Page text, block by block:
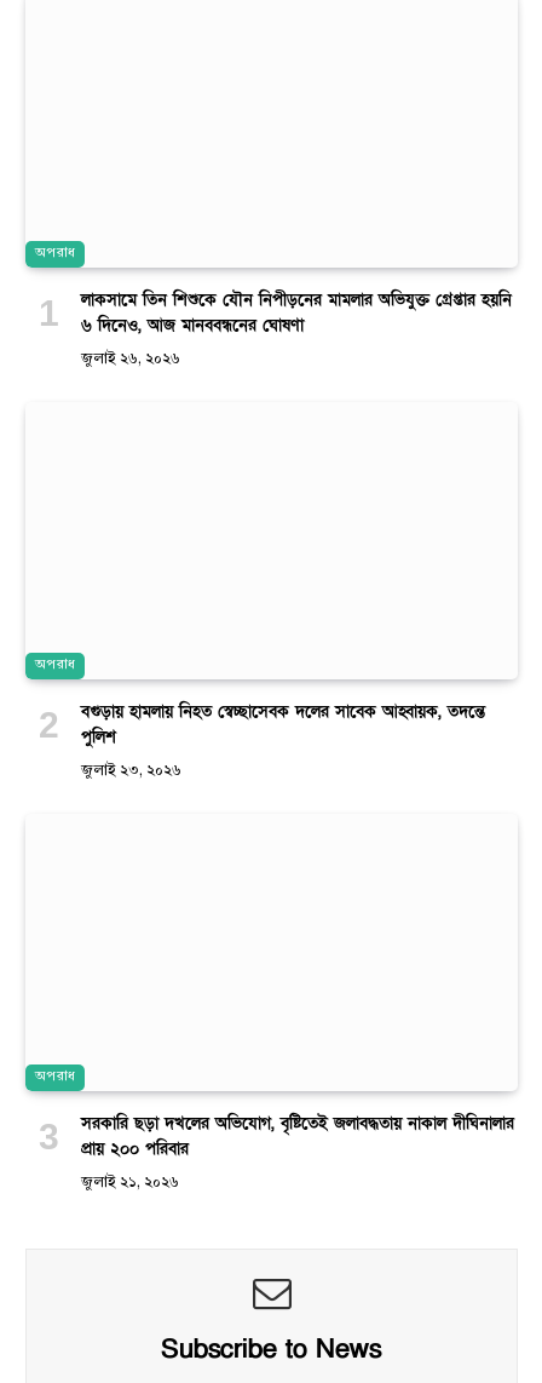
অপরাধ
লাকসামে তিন শিশুকে যৌন নিপীড়নের মামলার অভিযুক্ত গ্রেপ্তার হয়নি
৬ দিনেও, আজ মানববন্ধনের ঘোষণা
জুলাই ২৬, ২০২৬
অপরাধ
বগুড়ায় হামলায় নিহত স্বেচ্ছাসেবক দলের সাবেক আহ্বায়ক, তদন্তে
পুলিশ
জুলাই ২৩, ২০২৬
অপরাধ
সরকারি ছড়া দখলের অভিযোগ, বৃষ্টিতেই জলাবদ্ধতায় নাকাল দীঘিনালার
প্রায় ২০০ পরিবার
জুলাই ২১, ২০২৬
Subscribe to News